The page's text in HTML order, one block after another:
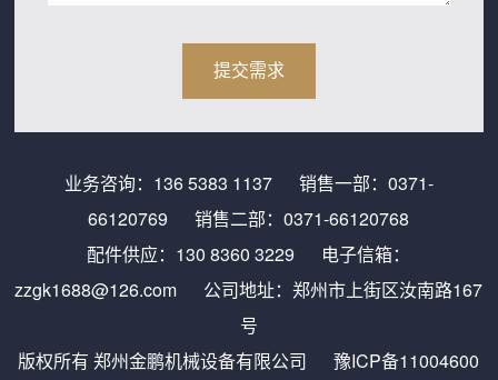
业务咨询： 136 5383 1137销售一部： 0371-
66120769 销售二部：0371-66120768
配件供应： 130 8360 3229 电子信箱：
zzgk1688@126.com 公司地址：郑州市上街区汝南路167
号
版权所有 郑州金鹏机械设备有限公司豫ICP备11004600